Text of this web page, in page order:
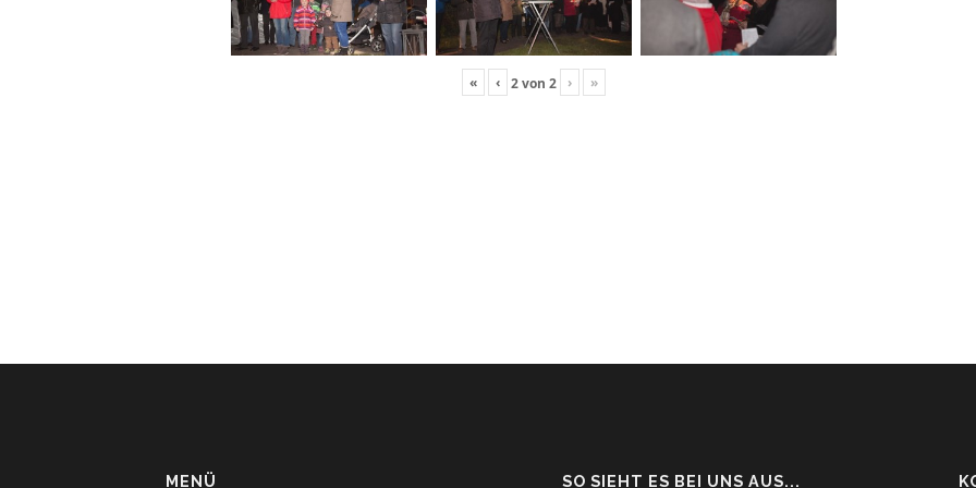
« ‹ 2von 2 › »
MENÜ SO SIEHT ES BEI UNS AUS...